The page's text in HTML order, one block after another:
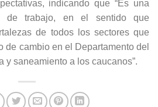
indicando que “Es una
de trabajo, en el sentido que
de todos los sectores que
de cambio en el Departamento del
y saneamiento a los caucanos”.